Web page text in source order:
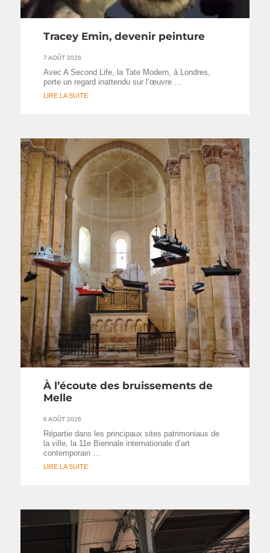
Tracey Emin, devenir peinture
7 AOÛT 2026
Avec A Second Life, la Tate Modern, à Londres,
porte un regard inattendu sur l’œuvre …
LIRE LA SUITE
À l’écoute des bruissements de
Melle
6 AOÛT 2026
Répartie dans les principaux sites patrimoniaux de
la ville, la 11e Biennale internationale d’art
contemporain …
LIRE LA SUITE